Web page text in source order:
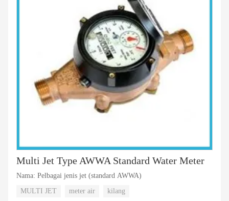
Multi Jet Type AWWA Standard Water Meter
Nama: Pelbagai jenis jet (standard AWWA)
MULTI JET
meter air kilang